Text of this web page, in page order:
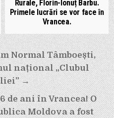
Rurale, Florin-Ionuț Barbu.
Primele lucrări se vor face în
Vrancea.
Normal Tâmboești,
național „Clubul
→
de ani în Vrancea! O
Moldova a fost